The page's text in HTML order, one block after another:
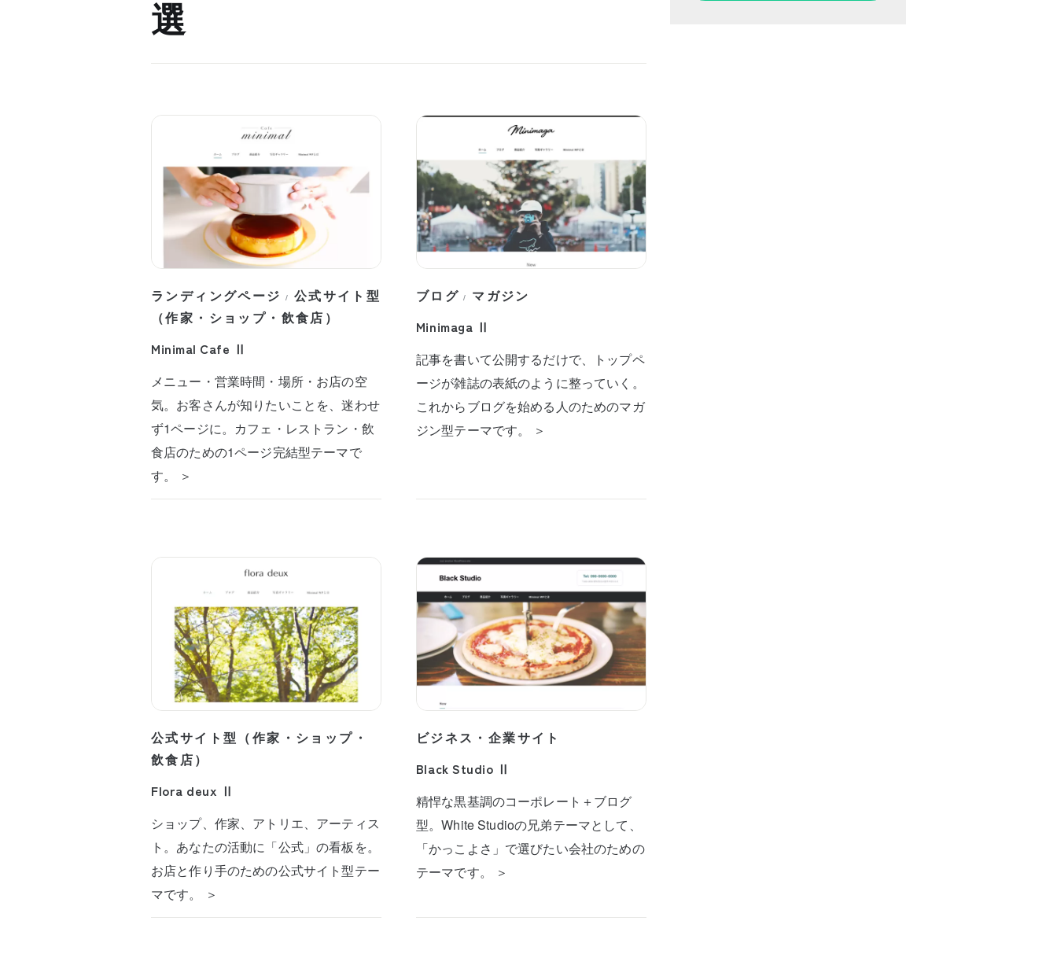
選
ランディングページ / 公式サイト型
（作家・ショップ・飲食店）
Minimal Cafe Ⅱ
メニュー・営業時間・場所・お店の空
気。お客さんが知りたいことを、迷わせ
ず1ページに。カフェ・レストラン・飲
食店のための1ページ完結型テーマで
す。 ＞
ブログ / マガジン
Minimaga Ⅱ
記事を書いて公開するだけで、トップペ
ージが雑誌の表紙のように整っていく。
これからブログを始める人のためのマガ
ジン型テーマです。 ＞
公式サイト型（作家・ショップ・
飲食店）
Flora deux Ⅱ
ショップ、作家、アトリエ、アーティス
ト。あなたの活動に「公式」の看板を。
お店と作り手のための公式サイト型テー
マです。 ＞
ビジネス・企業サイト
Black Studio Ⅱ
精悍な黒基調のコーポレート＋ブログ
型。White Studioの兄弟テーマとして、
「かっこよさ」で選びたい会社のための
テーマです。 ＞